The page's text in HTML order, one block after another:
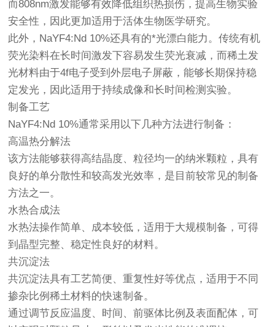
而808nm激发能够有效降低组织热损伤，提高生物实验
安全性，因此更加适用于活体生物医学研究。
此外，NaYF4:Nd 10%还具有的*光漂白能力。传统有机
荧光染料在长时间激发下容易发生荧光衰减，而稀土发
光材料由于4f电子受到外层电子屏蔽，能够长期保持稳
定发光，因此适用于持续成像和长时间检测实验。
制备工艺
NaYF4:Nd 10%通常采用以下几种方法进行制备：
高温热分解法
该方法能够获得高结晶度、粒径均一的纳米颗粒，具有
良好的单分散性和较高发光效率，是目前较常见的制备
方法之一。
水热合成法
水热法操作简单、成本较低，适用于大规模制备，可得
到晶型完整、稳定性良好的材料。
共沉淀法
共沉淀法具有工艺简便、重复性好等优点，适用于不同
掺杂比例稀土材料的快速制备。
通过调节反应温度、时间、前驱体比例及表面配体，可